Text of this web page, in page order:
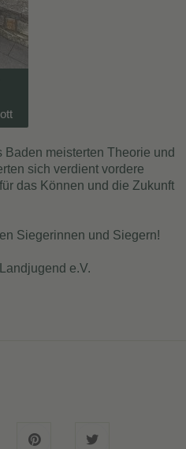
meisterten Theorie und
sich verdient vordere
das Können und die Zukunft
Siegerinnen und Siegern!
e.V.